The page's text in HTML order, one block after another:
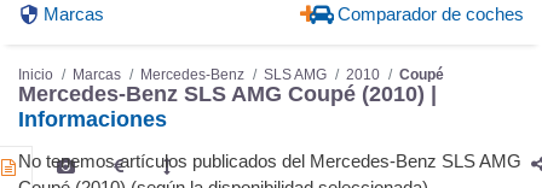
Marcas Comparador de coches
Inicio Marcas Mercedes-Benz SLS AMG 2010 Coupé
Mercedes-Benz SLS AMG Coupé (2010) |
Informaciones
No tenemos artículos publicados del Mercedes-Benz SLS AMG